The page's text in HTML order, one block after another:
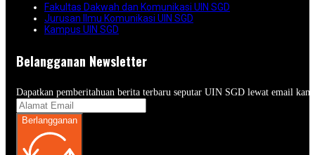
Fakultas Dakwah dan Komunikasi UIN SGD
Jurusan Ilmu Komunikasi UIN SGD
Kampus UIN SGD
Belangganan Newsletter
Dapatkan pemberitahuan berita terbaru seputar UIN SGD lewat email
Berlangganan